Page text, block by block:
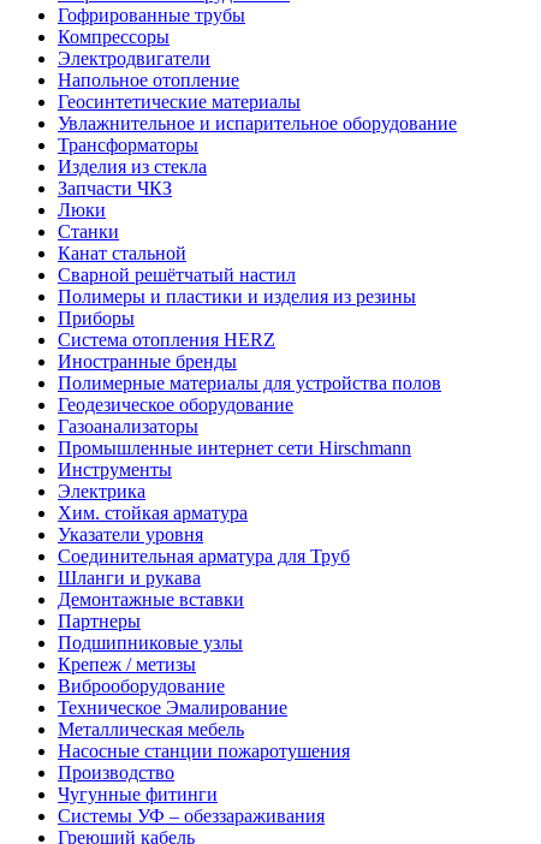
Гофрированные трубы
Компрессоры
Электродвигатели
Напольное отопление
Геосинтетические материалы
Увлажнительное и испарительное оборудование
Трансформаторы
Изделия из стекла
Запчасти ЧКЗ
Люки
Станки
Канат стальной
Сварной решётчатый настил
Полимеры и пластики и изделия из резины
Приборы
Система отопления HERZ
Иностранные бренды
Полимерные материалы для устройства полов
Геодезическое оборудование
Газоанализаторы
Промышленные интернет сети Hirschmann
Инструменты
Электрика
Хим. стойкая арматура
Указатели уровня
Соединительная арматура для Труб
Шланги и рукава
Демонтажные вставки
Партнеры
Подшипниковые узлы
Крепеж / метизы
Виброоборудование
Техническое Эмалирование
Металлическая мебель
Насосные станции пожаротушения
Производство
Чугунные фитинги
Системы УФ – обеззараживания
Греющий кабель